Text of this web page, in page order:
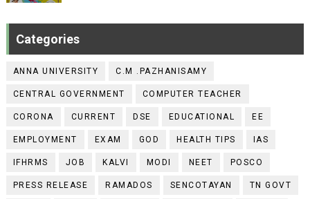
Categories
ANNA UNIVERSITY C.M .PAZHANISAMY
CENTRAL GOVERNMENT COMPUTER TEACHER
CORONA CURRENT DSE EDUCATIONAL EE
EMPLOYMENT EXAM GOD HEALTH TIPS IAS
IFHRMS JOB KALVI MODI NEET POSCO
PRESS RELEASE RAMADOS SENCOTAYAN TN GOVT